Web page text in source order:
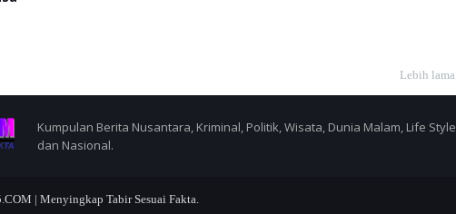
Lebih lama
Kumpulan Berita Nusantara, Kriminal, Politik, Wisata, Dunia Malam, Life Style
dan Nasional.
| Menyingkap Tabir Sesuai Fakta.